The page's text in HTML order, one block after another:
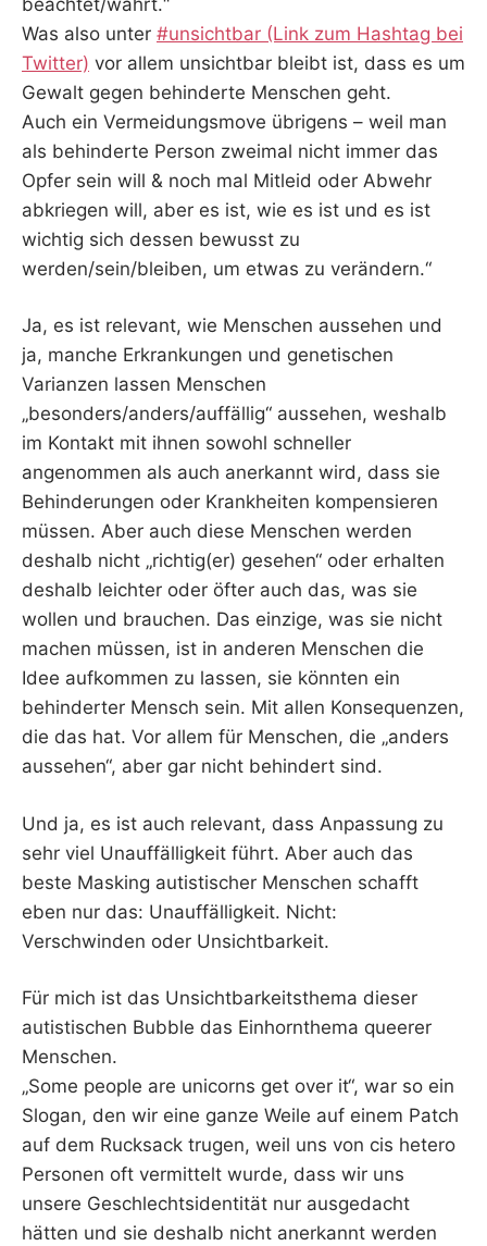
Was also unter #unsichtbar (Link zum Hashtag bei
Twitter) vor allem unsichtbar bleibt ist, dass es um
Gewalt gegen behinderte Menschen geht.
Auch ein Vermeidungsmove übrigens – weil man
als behinderte Person zweimal nicht immer das
Opfer sein will & noch mal Mitleid oder Abwehr
abkriegen will, aber es ist, wie es ist und es ist
wichtig sich dessen bewusst zu
werden/sein/bleiben, um etwas zu verändern.“
Ja, es ist relevant, wie Menschen aussehen und
ja, manche Erkrankungen und genetischen
Varianzen lassen Menschen
„besonders/anders/auffällig“ aussehen, weshalb
im Kontakt mit ihnen sowohl schneller
angenommen als auch anerkannt wird, dass sie
Behinderungen oder Krankheiten kompensieren
müssen. Aber auch diese Menschen werden
deshalb nicht „richtig(er) gesehen“ oder erhalten
deshalb leichter oder öfter auch das, was sie
wollen und brauchen. Das einzige, was sie nicht
machen müssen, ist in anderen Menschen die
Idee aufkommen zu lassen, sie könnten ein
behinderter Mensch sein. Mit allen Konsequenzen,
die das hat. Vor allem für Menschen, die „anders
aussehen“, aber gar nicht behindert sind.
Und ja, es ist auch relevant, dass Anpassung zu
sehr viel Unauffälligkeit führt. Aber auch das
beste Masking autistischer Menschen schafft
eben nur das: Unauffälligkeit. Nicht:
Verschwinden oder Unsichtbarkeit.
Für mich ist das Unsichtbarkeitsthema dieser
autistischen Bubble das Einhornthema queerer
Menschen.
„Some people are unicorns get over it“, war so ein
Slogan, den wir eine ganze Weile auf einem Patch
auf dem Rucksack trugen, weil uns von cis hetero
Personen oft vermittelt wurde, dass wir uns
unsere Geschlechtsidentität nur ausgedacht
hätten und sie deshalb nicht anerkannt werden